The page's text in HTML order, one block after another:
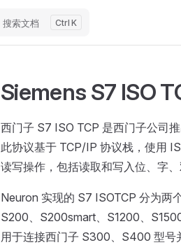
搜索文档 K
Siemens S7 ISO
西门子 S7 ISO TCP 是西门子公司
此协议基于 TCP/IP 协议栈，使用
读写操作，包括读取和写入位、字
Neuron 实现的 S7 ISOTCP 分为两
S200、S200smart、S1200、
用于连接西门子 S300、S400 型号